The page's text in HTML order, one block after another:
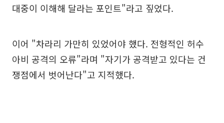
대중이 이해해 달라는 포인트"라고 짚었다.
이어 "차라리 가만히 있었어야 했다. 전형적인 허수
아비 공격의 오류"라며 "자기가 공격받고 있다는 건
쟁점에서 벗어난다"고 지적했다.